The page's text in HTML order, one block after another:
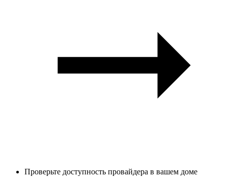
Проверьте доступность провайдера в вашем доме